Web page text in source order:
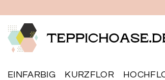
springen
EINFARBIG KURZFLOR